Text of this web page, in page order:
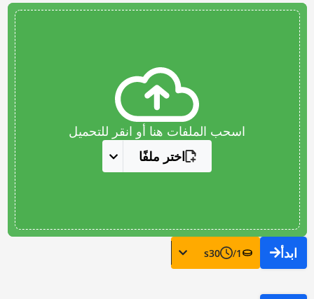
اسحب الملفات هنا أو انقر للتحميل
اختر ملفًا
ابدأ 1
/
30
s